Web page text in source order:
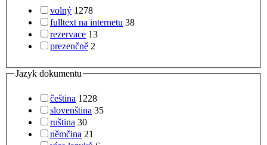
volný 1278
fulltext na internetu 38
rezervace 13
prezenčně 2
Jazyk dokumentu
čeština 1228
slovenština 35
ruština 30
němčina 21